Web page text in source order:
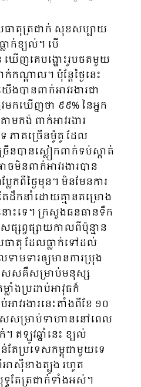
ធាតុត្រជាក់ សុខសប្បាយ
លាក់ខ្យល់។ បើ
ឃើញគេបង្ហោះរូបថតមួយ
ណ្តាល។ ប៉ុន្តែថ្ងៃនេះ
ងបានពាក់អាវរងារជា
មកឃើញថា ៩៩% នៃអ្នក
មកង់ ពាក់អាវរងារ
ភាគច្រើនម៉ូតូ ដែល
នបានស្លៀកពាក់ទប់ស្កាត់
ាចមិនពាក់អាវរងារបាន
លែកពីថ្ងៃមុន។ មិនមែនការ
ដឹកនាំដោយគ្មានគម្រោង
ោះទេ។ ក្រសួងធនធានទឹក
សព្វផ្សាយកាលពីប៉ុន្មាន
ាតុ ដែលធ្លាក់ទៅដល់
មទារឲ្យមានការប្រុង
សេសគឺសម្រាប់មនុស្ស
លាំងប្រដាប់អាវុធក៏
ាវរងារនេះតាំងពីខែ ១០
សម្រាប់ទាហាននៅពេល
ឥឡូវឆ្នាំនេះ ខ្យល់
តែប្រទេសកម្ពុជាមួយទេ
អាស៊ីខាងត្បូង រហូត
តែត្រជាក់ទាំងអស់។